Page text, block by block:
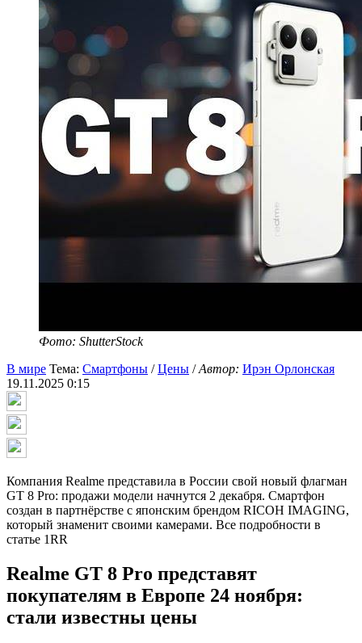
Фото: ShutterStock
В мире Тема: Смартфоны /Цены /Автор: Ирэн Орлонская
19.11.2025 0:15
Компания Realme представила в России свой новый флагман
GT 8 Pro: продажи модели начнутся 2 декабря. Смартфон
создан в партнёрстве с японским брендом RICOH IMAGING,
который знаменит своими камерами. Все подробности в
статье 1RR
Realme GT 8 Pro представят
покупателям в Европе 24 ноября:
стали известны цены